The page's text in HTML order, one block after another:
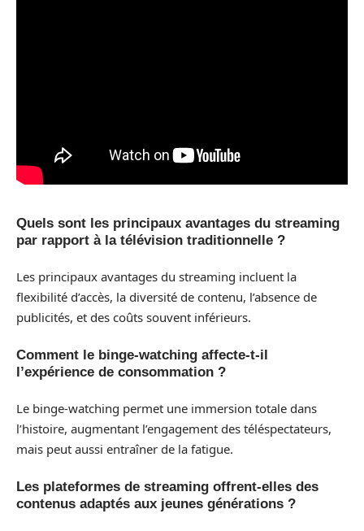
Quels sont les principaux avantages du streaming
par rapport à la télévision traditionnelle ?
Les principaux avantages du streaming incluent la
flexibilité d’accès, la diversité de contenu, l’absence de
publicités, et des coûts souvent inférieurs.
Comment le binge-watching affecte-t-il
l’expérience de consommation ?
Le binge-watching permet une immersion totale dans
l’histoire, augmentant l’engagement des téléspectateurs,
mais peut aussi entraîner de la fatigue.
Les plateformes de streaming offrent-elles des
contenus adaptés aux jeunes générations ?